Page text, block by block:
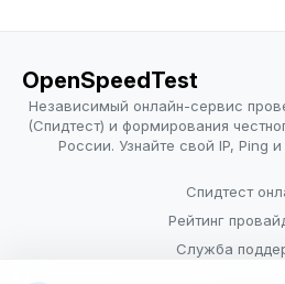
OpenSpeedTest
Независимый онлайн-сервис
(Спидтест) и формирования
России. Узнайте свой IP, Ping
Спидтест
Рейтинг
Служба